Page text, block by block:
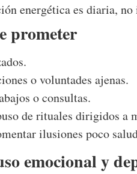
energética es diaria,
prometer
o voluntades ajenas.
o consultas.
de rituales dirigidos a
ilusiones poco
emocional y